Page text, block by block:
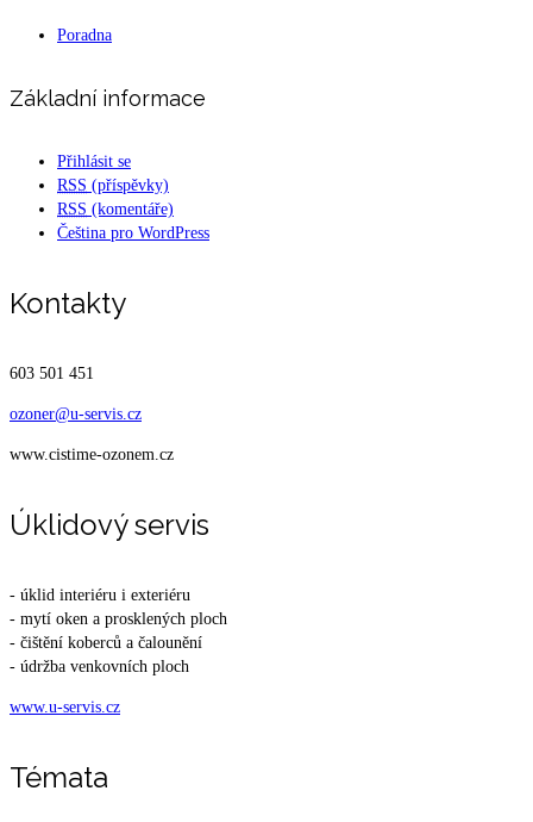
Poradna
Základní informace
Přihlásit se
RSS (příspěvky)
RSS (komentáře)
Čeština pro WordPress
Kontakty
603 501 451
ozoner@u-servis.cz
www.cistime-ozonem.cz
Úklidový servis
- úklid interiéru i exteriéru
- mytí oken a prosklených ploch
- čištění koberců a čalounění
- údržba venkovních ploch
www.u-servis.cz
Témata